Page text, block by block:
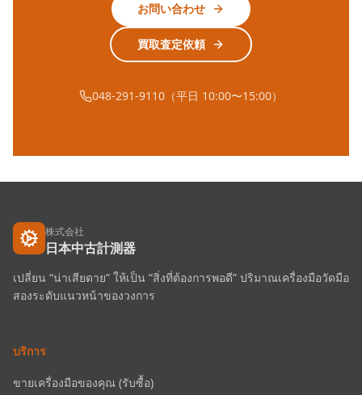
お問い合わせ
買取査定依頼
048-291-9110（平日 10:00〜15:00）
株式会社
日本中古計測器
เปลี่ยน “น่าเสียดาย” ให้เป็น “สิ่งที่ต้องการพอดี” ปริมาณเครื่องมือวัดมือ
สองระดับแนวหน้าของวงการ
บริการ
ขายเครื่องมือของคุณ (รับซื้อ)